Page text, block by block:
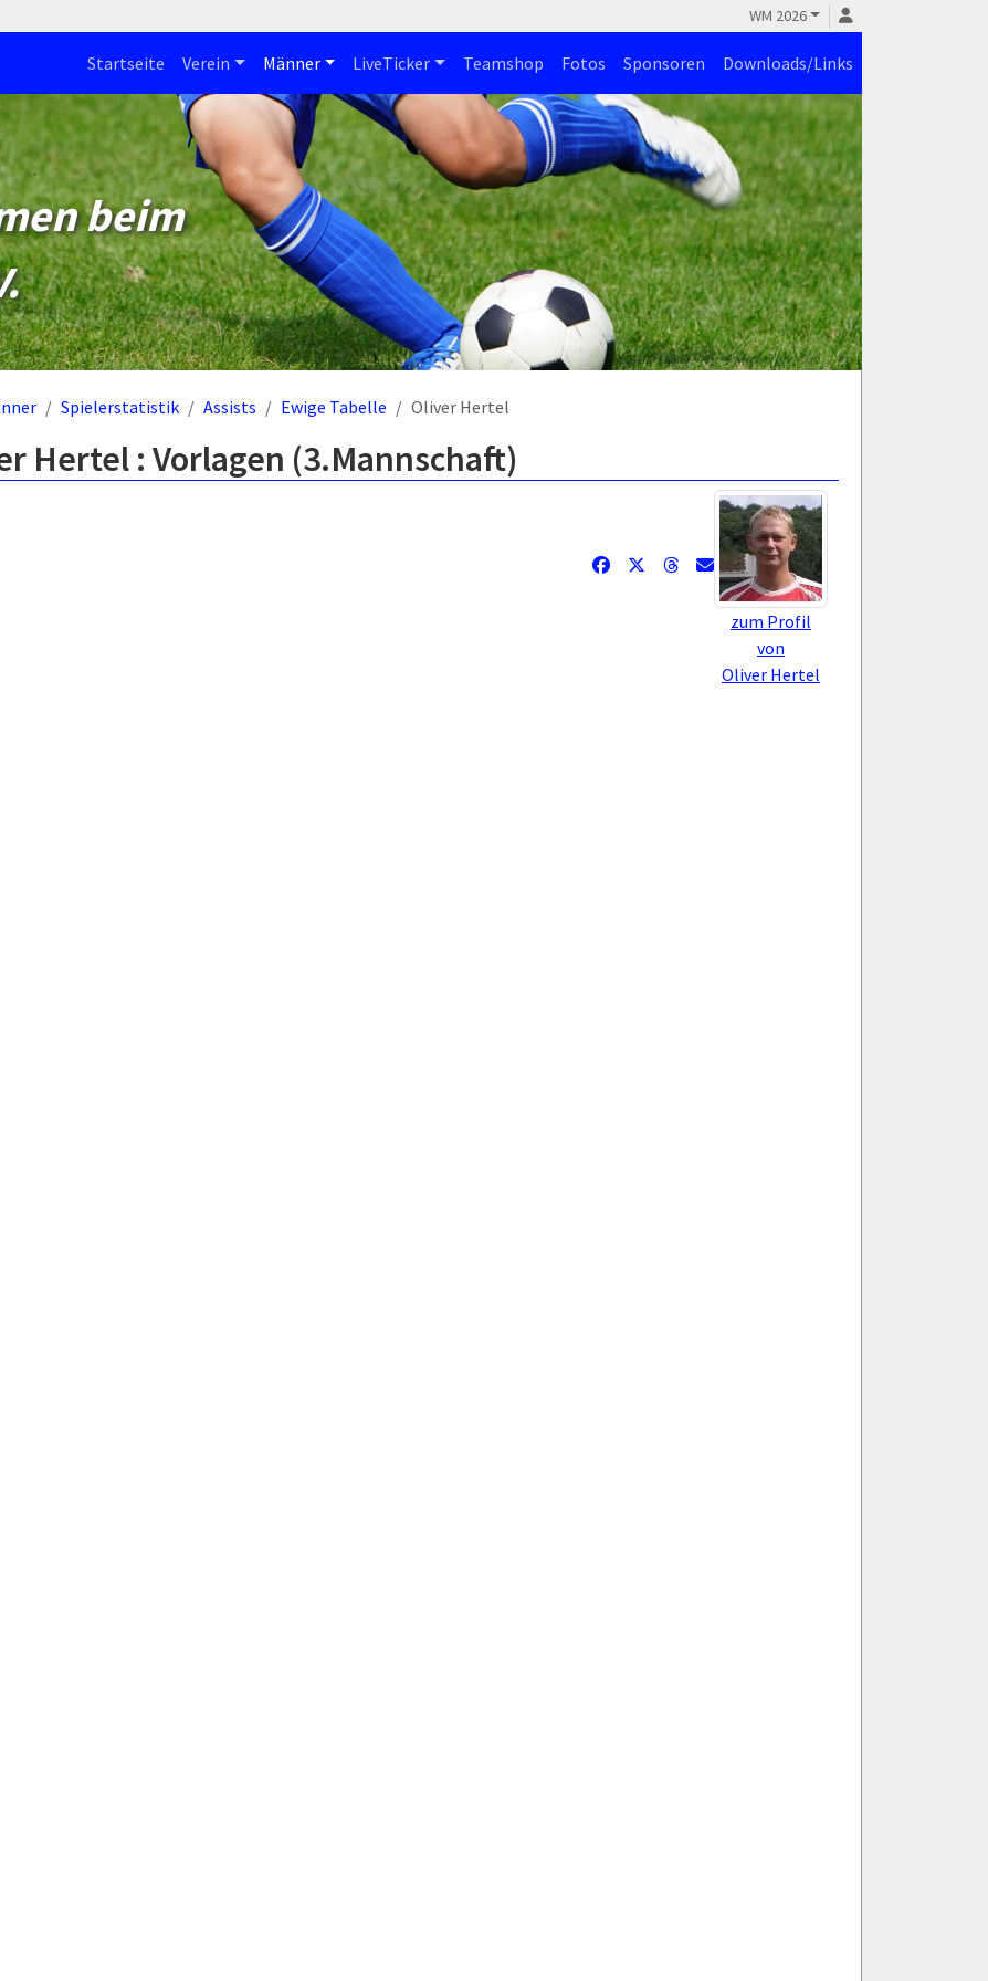
WM 2026
Startseite Verein Männer LiveTicker Teamshop Fotos Sponsoren Downloads/Links
beim
Spielerstatistik Assists Ewige Tabelle Oliver Hertel
Hertel : Vorlagen (3.Mannschaft)
zum Profil
von
Oliver Hertel